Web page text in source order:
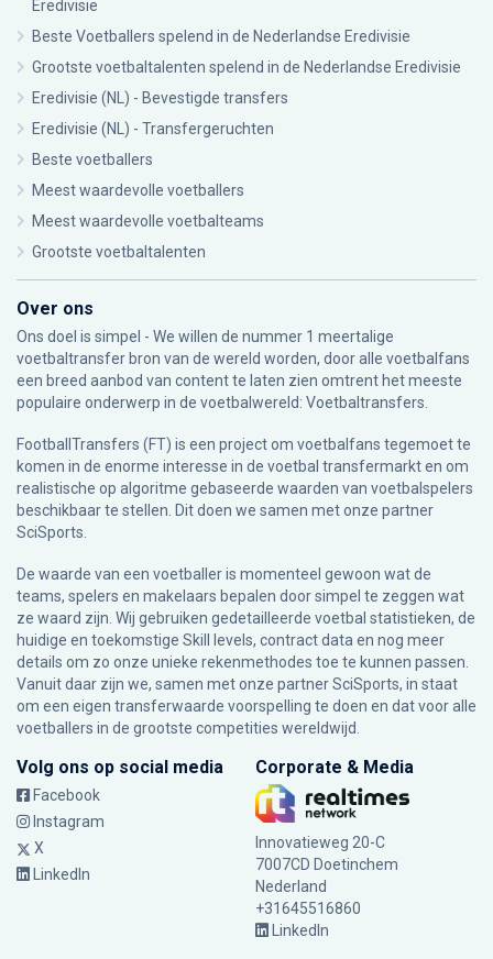
Eredivisie
Beste Voetballers spelend in de Nederlandse Eredivisie
Grootste voetbaltalenten spelend in de Nederlandse Eredivisie
Eredivisie (NL) - Bevestigde transfers
Eredivisie (NL) - Transfergeruchten
Beste voetballers
Meest waardevolle voetballers
Meest waardevolle voetbalteams
Grootste voetbaltalenten
Over ons
Ons doel is simpel - We willen de nummer 1 meertalige
voetbaltransfer bron van de wereld worden, door alle voetbalfans
een breed aanbod van content te laten zien omtrent het meeste
populaire onderwerp in de voetbalwereld: Voetbaltransfers.
FootballTransfers (FT) is een project om voetbalfans tegemoet te
komen in de enorme interesse in de voetbal transfermarkt en om
realistische op algoritme gebaseerde waarden van voetbalspelers
beschikbaar te stellen. Dit doen we samen met onze partner
SciSports
De waarde van een voetballer is momenteel gewoon wat de
teams, spelers en makelaars bepalen door simpel te zeggen wat
ze waard zijn. Wij gebruiken gedetailleerde voetbal statistieken, de
huidige en toekomstige Skill levels, contract data en nog meer
details om zo onze unieke rekenmethodes toe te kunnen passen.
Vanuit daar zijn we, samen met onze partner SciSports, in staat
om een eigen transferwaarde voorspelling te doen en dat voor alle
voetballers in de grootste competities wereldwijd.
Volg ons op social media
Facebook
Instagram
X
LinkedIn
Corporate & Media
Innovatieweg 20-C
7007CD Doetinchem
Nederland
+31645516860
LinkedIn